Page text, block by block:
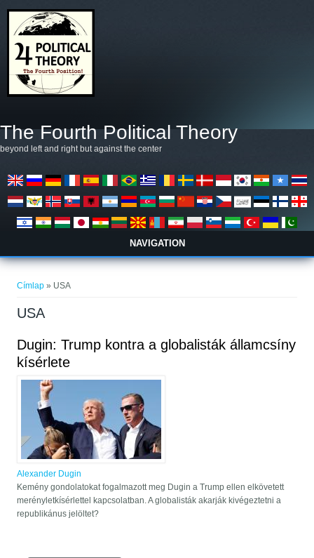
The Fourth Political Theory
beyond left and right but against the center
NAVIGATION
Címlap » USA
USA
Dugin: Trump kontra a globalisták államcsíny
kísérlete
Alexander Dugin
Kemény gondolatokat fogalmazott meg Dugin a Trump ellen elkövetett
merényletkísérlettel kapcsolatban. A globalisták akarják kivégeztetni a
republikánus jelöltet?